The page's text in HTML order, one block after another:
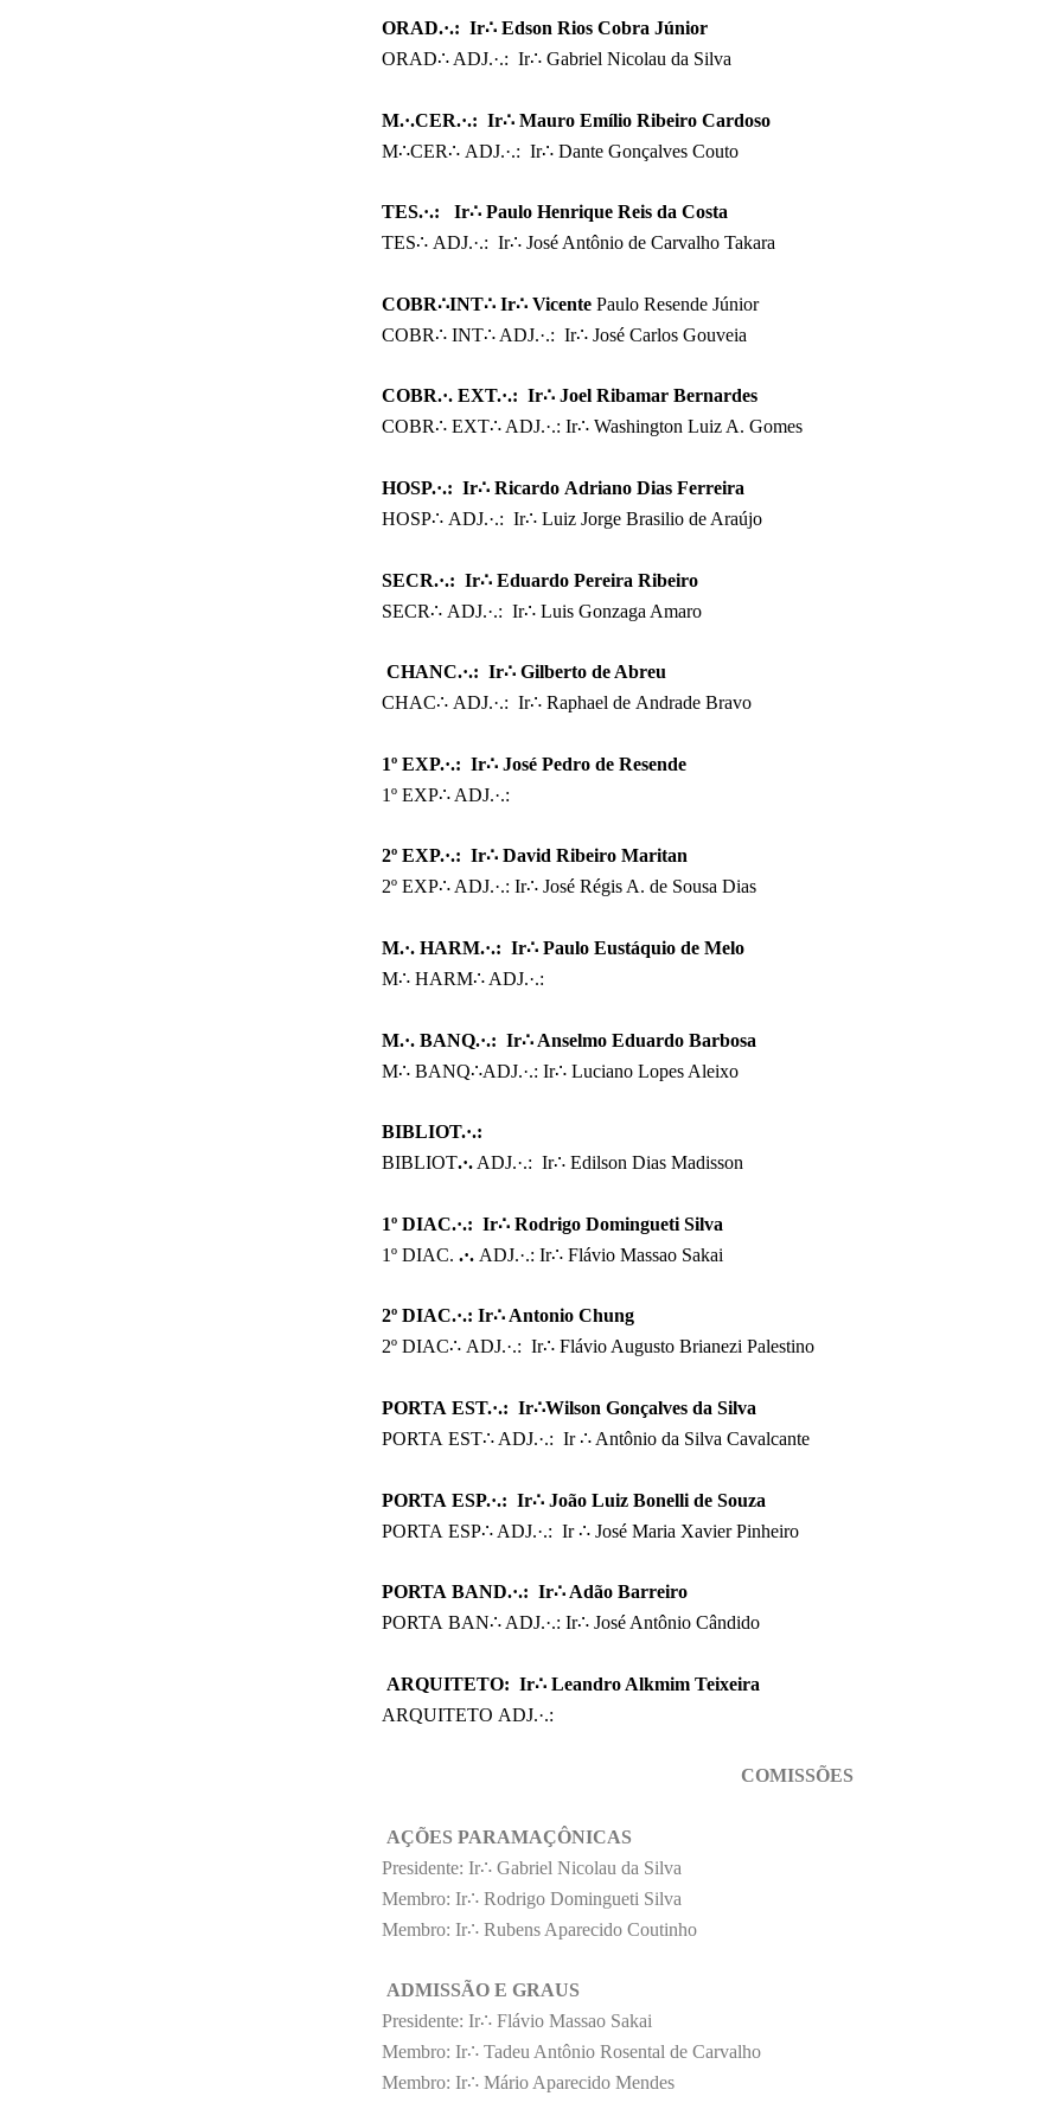
ORAD.·.: Ir∴ Edson Rios Cobra Júnior
ORAD∴ ADJ.·.: Ir∴ Gabriel Nicolau da Silva
M.·.CER.·.: Ir∴ Mauro Emílio Ribeiro Cardoso
M∴CER∴ ADJ.·.: Ir∴ Dante Gonçalves Couto
TES.·.: Ir∴ Paulo Henrique Reis da Costa
TES∴ ADJ.·.: Ir∴ José Antônio de Carvalho Takara
COBR∴INT∴ Ir∴ Vicente Paulo Resende Júnior
COBR∴ INT∴ ADJ.·.: Ir∴ José Carlos Gouveia
COBR.·. EXT.·.: Ir∴ Joel Ribamar Bernardes
COBR∴ EXT∴ ADJ.·.: Ir∴ Washington Luiz A. Gomes
HOSP.·.: Ir∴ Ricardo Adriano Dias Ferreira
HOSP∴ ADJ.·.: Ir∴ Luiz Jorge Brasilio de Araújo
SECR.·.: Ir∴ Eduardo Pereira Ribeiro
SECR∴ ADJ.·.: Ir∴ Luis Gonzaga Amaro
CHANC.·.: Ir∴ Gilberto de Abreu
CHAC∴ ADJ.·.: Ir∴ Raphael de Andrade Bravo
1º EXP.·.: Ir∴ José Pedro de Resende
1º EXP∴ ADJ.·.:
2º EXP.·.: Ir∴ David Ribeiro Maritan
2º EXP∴ ADJ.·.: Ir∴ José Régis A. de Sousa Dias
M.·. HARM.·.: Ir∴ Paulo Eustáquio de Melo
M∴ HARM∴ ADJ.·.:
M.·. BANQ.·.: Ir∴ Anselmo Eduardo Barbosa
M∴ BANQ∴ADJ.·.: Ir∴ Luciano Lopes Aleixo
BIBLIOT.·.:
BIBLIOT.·. ADJ.·.: Ir∴ Edilson Dias Madisson
1º DIAC.·.: Ir∴ Rodrigo Domingueti Silva
1º DIAC. .·. ADJ.·.: Ir∴ Flávio Massao Sakai
2º DIAC.·.: Ir∴ Antonio Chung
2º DIAC∴ ADJ.·.: Ir∴ Flávio Augusto Brianezi Palestino
PORTA EST.·.: Ir∴Wilson Gonçalves da Silva
PORTA EST∴ ADJ.·.: Ir ∴ Antônio da Silva Cavalcante
PORTA ESP.·.: Ir∴ João Luiz Bonelli de Souza
PORTA ESP∴ ADJ.·.: Ir ∴ José Maria Xavier Pinheiro
PORTA BAND.·.: Ir∴ Adão Barreiro
PORTA BAN∴ ADJ.·.: Ir∴ José Antônio Cândido
ARQUITETO: Ir∴ Leandro Alkmim Teixeira
ARQUITETO ADJ.·.:
COMISSÕES
AÇÕES PARAMAÇÔNICAS
Presidente: Ir∴ Gabriel Nicolau da Silva
Membro: Ir∴ Rodrigo Domingueti Silva
Membro: Ir∴ Rubens Aparecido Coutinho
ADMISSÃO E GRAUS
Presidente: Ir∴ Flávio Massao Sakai
Membro: Ir∴ Tadeu Antônio Rosental de Carvalho
Membro: Ir∴ Mário Aparecido Mendes